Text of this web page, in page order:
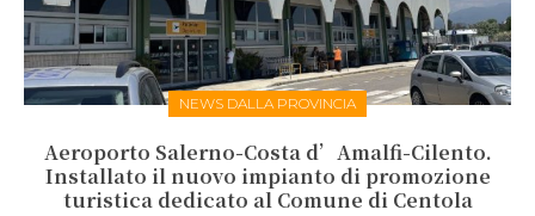
NEWS DALLA PROVINCIA
Aeroporto Salerno-Costa d’Amalfi-Cilento.
Installato il nuovo impianto di promozione
turistica dedicato al Comune di Centola